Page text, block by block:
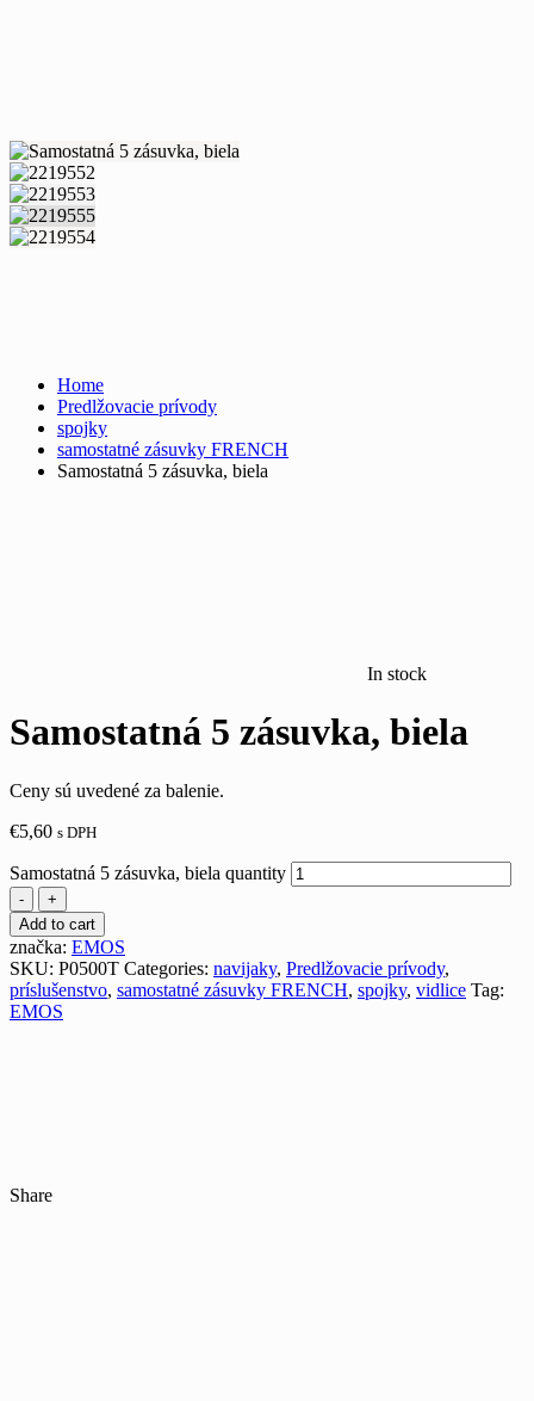
Home
Predlžovacie prívody
spojky
samostatné zásuvky FRENCH
Samostatná 5 zásuvka, biela
In stock
Samostatná 5 zásuvka, biela
Ceny sú uvedené za balenie.
€5,60 s DPH
Samostatná 5 zásuvka, biela quantity
-
+
Add to cart
značka: EMOS
SKU: P0500T Categories: navijaky, Predlžovacie prívody,
príslušenstvo, samostatné zásuvky FRENCH, spojky, vidlice Tag:
EMOS
Share